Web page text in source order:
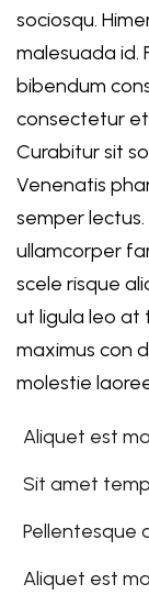
sociosqu.
malesuada id.
bibendum
consectetur
Curabitur sit
Venenatis
semper
ullamcorper
scele risque
ut ligula leo at
maximus con
molestie
Aliquet est
Sit amet
Pellentesque
Aliquet est